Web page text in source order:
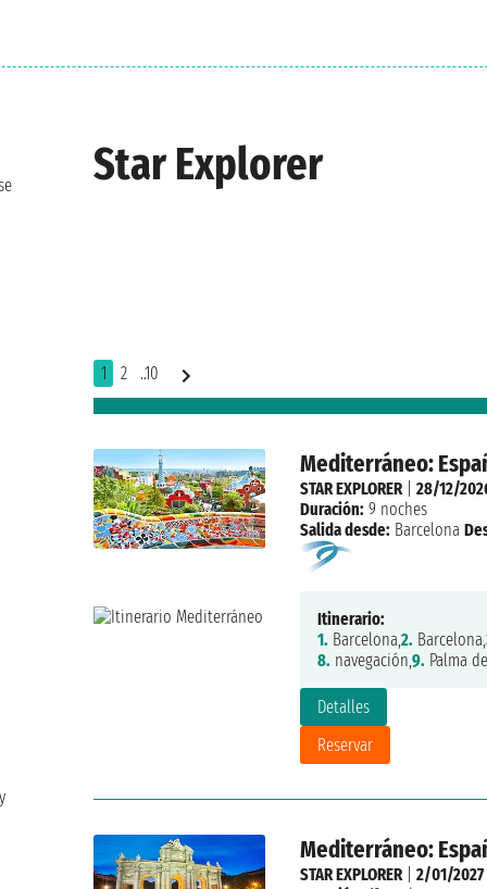
Star Explorer
1 2 ..10
Mediterráneo:
Detalles
Reservar
STAR EXPLORER| 28/12/
Duración: 9 noches
Salida desde: Barcelona
Itinerario:
1. Barcelona,2. Barcelona,
8. navegación,9. Palma
Mediterráneo:
STAR EXPLORER| 2/01/2027